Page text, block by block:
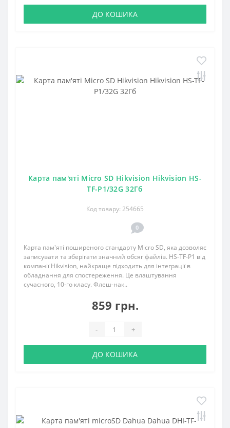
ДО КОШИКА
Карта пам'яті Micro SD Hikvision Hikvision HS-
TF-P1/32G 32Гб
Код товару: 254665
0
Карта пам'яті поширеного стандарту Micro SD, яка дозволяє
записувати та зберігати значний обсяг файлів. HS-TF-P1 від
компанії Hikvision, найкраще підходить для інтеграції в
обладнання для спостереження. Це влаштування
сучасного, 10-го класу. Флеш-нак..
859 грн.
- +
ДО КОШИКА